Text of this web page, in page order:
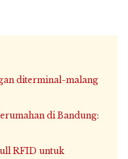
diterminal-malang
di Bandung:
RFID untuk